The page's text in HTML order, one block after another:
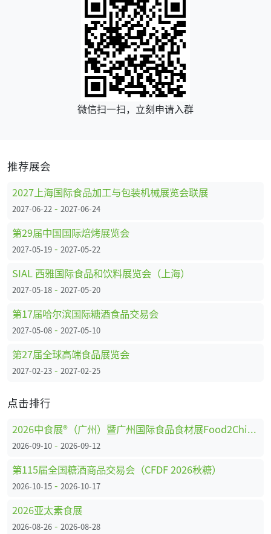
微信扫一扫，立刻申请入群
推荐展会
2027上海国际食品加工与包装机械展览会联展
2027-06-22 - 2027-06-24
第29届中国国际焙烤展览会
2027-05-19 - 2027-05-22
SIAL 西雅国际食品和饮料展览会（上海）
2027-05-18 - 2027-05-20
第17届哈尔滨国际糖酒食品交易会
2027-05-08 - 2027-05-10
第27届全球高端食品展览会
2027-02-23 - 2027-02-25
点击排行
2026中食展®（广州）暨广州国际食品食材展Food2China Expo
2026-09-10 - 2026-09-12
第115届全国糖酒商品交易会（CFDF 2026秋糖）
2026-10-15 - 2026-10-17
2026亚太素食展
2026-08-26 - 2026-08-28